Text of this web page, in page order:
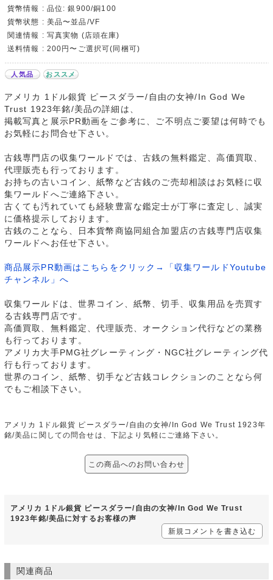
貨幣情報 : 品位: 銀900/銅100
貨幣状態 : 美品〜並品/VF
関連情報 : 写真実物 (店頭在庫)
送料情報 : 200円〜ご選択可(同梱可)
人気品 おススメ
アメリカ 1ドル銀貨 ピースダラー/自由の女神/In God We
Trust 1923年銘/美品の詳細は、
掲載写真と展示PR動画をご参考に、ご不明点ご要望は何時でも
お気軽にお問合せ下さい。
古銭専門店の収集ワールドでは、古銭の無料鑑定、高価買取、
代理販売も行っております。
お持ちの古いコイン、紙幣など古銭のご売却相談はお気軽に収
集ワールドへご連絡下さい。
古くても汚れていても経験豊富な鑑定士が丁寧に査定し、誠実
に価格提示しております。
古銭のことなら、日本貨幣商協同組合加盟店の古銭専門店収集
ワールドへお任せ下さい。
商品展示PR動画はこちらをクリック→「収集ワールドYoutube
チャンネル」へ
収集ワールドは、世界コイン、紙幣、切手、収集用品を売買す
る古銭専門店です。
高価買取、無料鑑定、代理販売、オークション代行などの業務
も行っております。
アメリカ大手PMG社グレーティング・NGC社グレーティング代
行も行っております。
世界のコイン、紙幣、切手など古銭コレクションのことなら何
でもご相談下さい。
アメリカ 1ドル銀貨 ピースダラー/自由の女神/In God We Trust 1923年
銘/美品に関しての問合せは、下記より気軽にご連絡下さい。
この商品へのお問い合わせ
アメリカ 1ドル銀貨 ピースダラー/自由の女神/In God We Trust
1923年銘/美品に対するお客様の声
新規コメントを書き込む
関連商品